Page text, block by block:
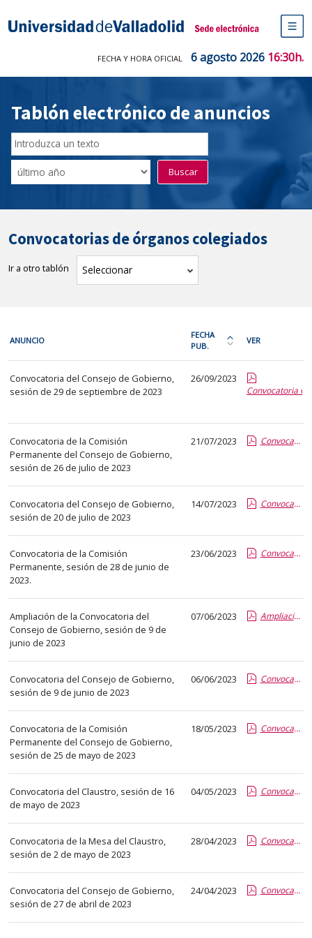
Sede electrónica Universidad de
de
FECHA Y HORA OFICIAL 6 agosto 2026 16:30h.
Tablón electrónico de anuncios
Buscador
del
Tablón
Filtro
de
Buscar
Convocatorias de órganos colegiados
Ir a otro tablón Seleccionar tablón
cada
fila
de
la
tabla
encontrará
los
tablón
previamente.
En
la
primera
columna
el
título
del
anuncio,
en
la
segunda
columna
la
de
publicación,
la
el
de
ANUNCIO
FECHA
PUB.
Ordena
la
tabla
por
de
publicación:
reciente
VER
Convocatoria del Consejo de Gobierno,
sesión de 29 de septiembre de 2023
26/09/2023
Convocatoria
Convocatoria de la Comisión
Permanente del Consejo de Gobierno,
sesión de 26 de julio de 2023
21/07/2023 Convocatoria 26 07 2023.pdf
Convocatoria del Consejo de Gobierno,
sesión de 20 de julio de 2023
14/07/2023 Convocatoria CG 20 07 2023.pdf
Convocatoria de la Comisión
Permanente, sesión de 28 de junio de
2023.
23/06/2023 Convocatoria CP 28 06 2023.pdf
Ampliación de la Convocatoria del
Consejo de Gobierno, sesión de 9 de
junio de 2023
07/06/2023 Ampliación.pdf
Convocatoria del Consejo de Gobierno,
sesión de 9 de junio de 2023
06/06/2023 Convocatoria CG 09 06 2023.pdf
Convocatoria de la Comisión
Permanente del Consejo de Gobierno,
sesión de 25 de mayo de 2023
18/05/2023 Convocatoria CP 25 05 2023.pdf
Convocatoria del Claustro, sesión de 16
de mayo de 2023
04/05/2023 Convocatoria Claustro 16 05 2023.pdf
Convocatoria de la Mesa del Claustro,
sesión de 2 de mayo de 2023
28/04/2023 Convocatoria MDC 2 05 2023.pdf
Convocatoria del Consejo de Gobierno,
sesión de 27 de abril de 2023
24/04/2023 Convocatoria CG 27 04 2023.pdf